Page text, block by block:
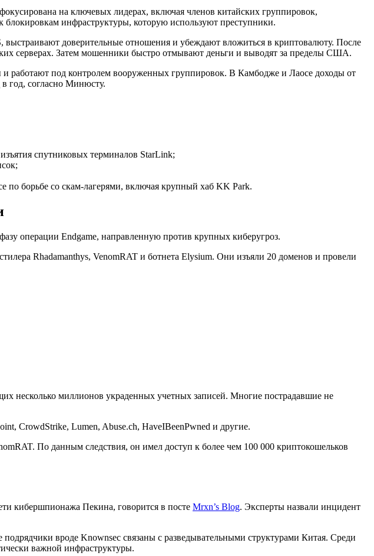
на ключевых лидерах, включая членов китайских группировок,
инфраструктуры, которую используют преступники.
доверительные отношения и убеждают вложиться в криптовалюту. После
серверах. Затем мошенники быстро отмывают деньги и выводят за пределы США.
работают под контролем вооруженных группировок. В Камбодже и Лаосе доходы от
год, согласно Минюсту.
спутниковых терминалов StarLink;
по борьбе со скам-лагерями, включая крупный хаб KK Park.
операции Endgame, направленную против крупных киберугроз.
Rhadamanthys, VenomRAT и ботнета Elysium. Они изъяли 20 доменов и провели
несколько миллионов украденных учетных записей. Многие пострадавшие не
CrowdStrike, Lumen, Abuse.ch, HaveIBeenPwned и другие.
По данным следствия, он имел доступ к более чем 100 000 криптокошельков
кибершпионажа Пекина, говорится в посте Mrxn’s Blog. Эксперты назвали инцидент
вроде Knownsec связаны с разведывательными структурами Китая. Среди
важной инфраструктуры.